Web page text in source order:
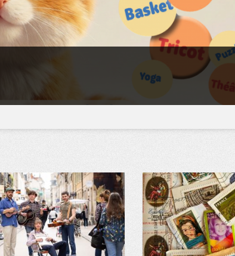
Séances du Conseil
Séance diffusée en direct sur le Facebook live
Prochaine séance le 7 septembre 2026 à 18h30
Vous pourrez visionner le conseil municipal